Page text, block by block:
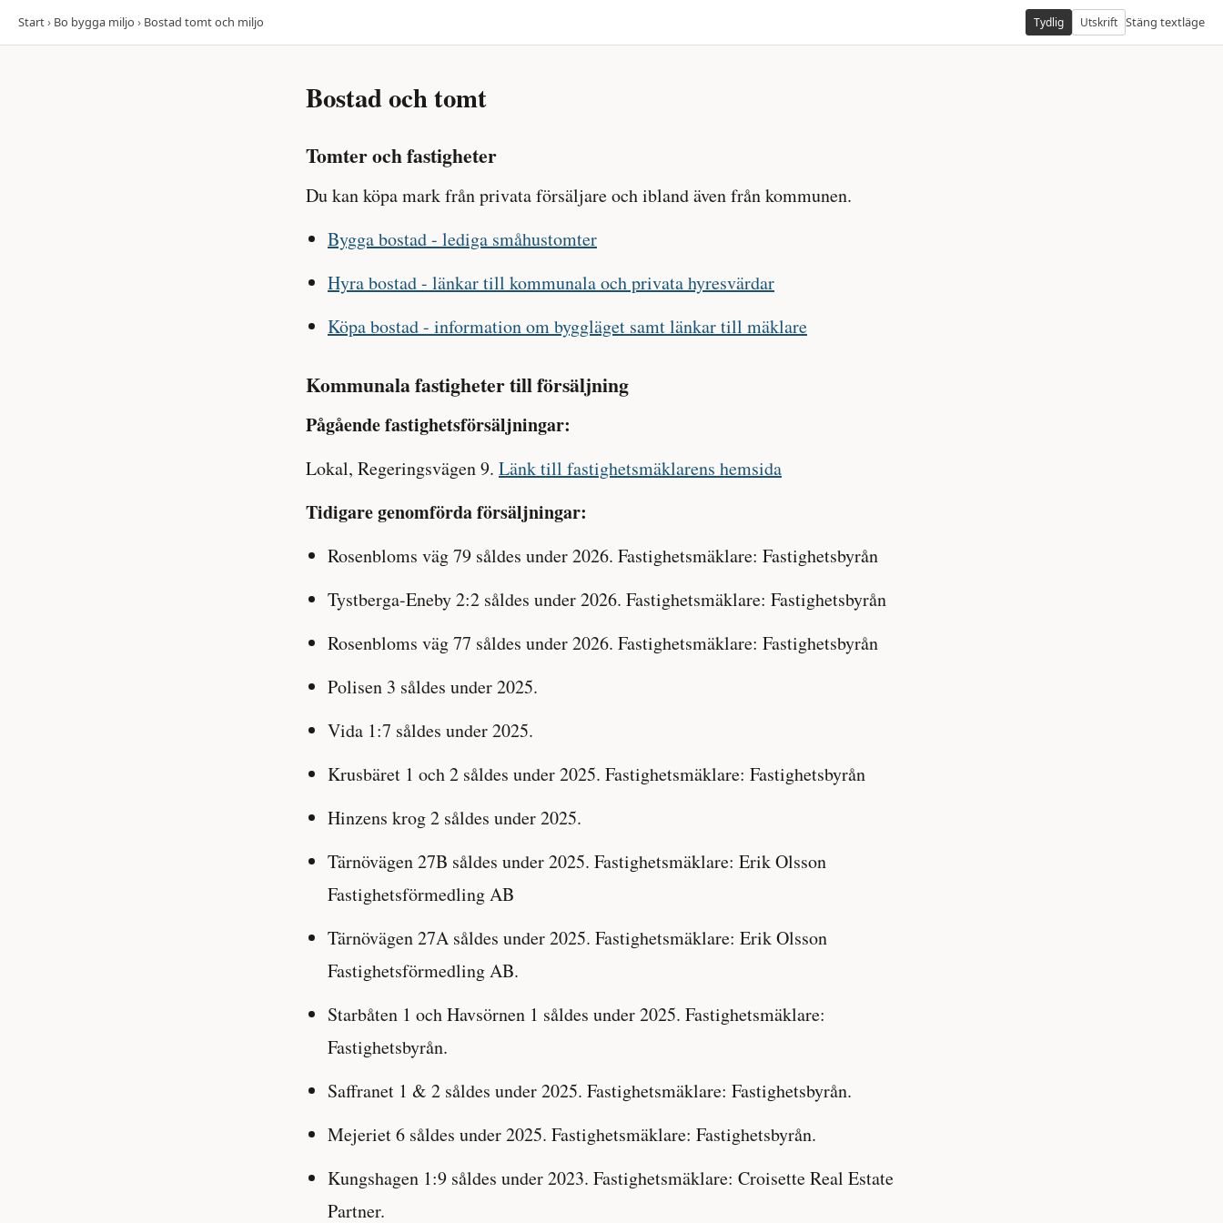
Start› Bo bygga miljo › Bostad tomt och miljo Tydlig Utskrift Stäng textläge
Bostad och tomt
Tomter och fastigheter
Du kan köpa mark från privata försäljare och ibland även från kommunen.
Bygga bostad - lediga småhustomter
Hyra bostad - länkar till kommunala och privata hyresvärdar
Köpa bostad - information om byggläget samt länkar till mäklare
Kommunala fastigheter till försäljning
Pågående fastighetsförsäljningar:
Lokal, Regeringsvägen 9. Länk till fastighetsmäklarens hemsida
Tidigare genomförda försäljningar:
Rosenbloms väg 79 såldes under 2026. Fastighetsmäklare: Fastighetsbyrån
Tystberga-Eneby 2:2 såldes under 2026. Fastighetsmäklare: Fastighetsbyrån
Rosenbloms väg 77 såldes under 2026. Fastighetsmäklare: Fastighetsbyrån
Polisen 3 såldes under 2025.
Vida 1:7 såldes under 2025.
Krusbäret 1 och 2 såldes under 2025. Fastighetsmäklare: Fastighetsbyrån
Hinzens krog 2 såldes under 2025.
Tärnövägen 27B såldes under 2025. Fastighetsmäklare: Erik Olsson
Fastighetsförmedling AB
Tärnövägen 27A såldes under 2025. Fastighetsmäklare: Erik Olsson
Fastighetsförmedling AB.
Starbåten 1 och Havsörnen 1 såldes under 2025. Fastighetsmäklare:
Fastighetsbyrån.
Saffranet 1 & 2 såldes under 2025. Fastighetsmäklare: Fastighetsbyrån.
Mejeriet 6 såldes under 2025. Fastighetsmäklare: Fastighetsbyrån.
Kungshagen 1:9 såldes under 2023. Fastighetsmäklare: Croisette Real Estate
Partner.